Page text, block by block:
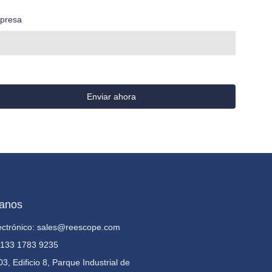
Enviar ahora
sales@reescope.com
1783 9235
Edificio 8, Parque Industrial de